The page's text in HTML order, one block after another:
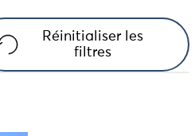
Réinitialiser les
filtres